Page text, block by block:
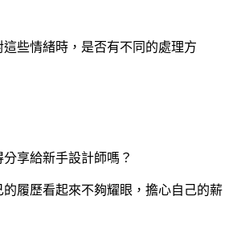
些情緒時，是否有不同的處理方
享給新手設計師嗎？
履歷看起來不夠耀眼，擔心自己的薪